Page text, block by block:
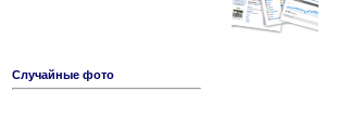
Случайные фото